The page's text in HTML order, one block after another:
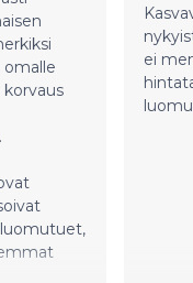
korvaus
ei